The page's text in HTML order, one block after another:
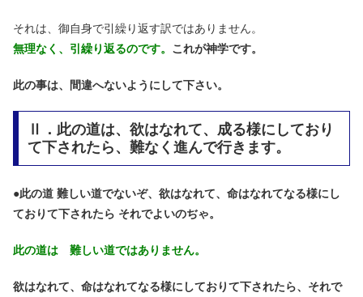
それは、御自身で引繰り返す訳ではありません。
無理なく、引繰り返るのです。 これが神学です。
此の事は、間違へないようにして下さい。
Ⅱ．此の道は、欲はなれて、成る様にしており
て下されたら、難なく進んで行きます。
●此の道 難しい道でないぞ、欲はなれて、命はなれてなる様にし
ておりて下されたら それでよいのぢゃ。
此の道は 難しい道ではありません。
欲はなれて、命はなれてなる様にしておりて下されたら、それで